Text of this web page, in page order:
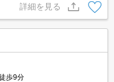
詳細を見る
歩9分